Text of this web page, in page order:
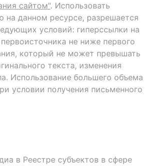
сайтом". Использовать
данном ресурсе, разрешается
условий: гиперссылки на
не ниже первого
который не может превышать
текста, изменения
Использование большего объема
условии получения письменного
в Реестре субъектов в сфере